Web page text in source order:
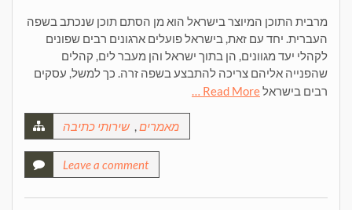
מרבית התוכן המיוצר בישראל הוא מן הסתם תוכן שנכתב בשפה
העברית. יחד עם זאת, בישראל פועלים ארגונים רבים שפונים
לקהלי יעד מגוונים, הן בתוך ישראל והן מעבר לים, קהלים
שהפנייה אליהם צריכה להתבצע בשפה זרה. כך למשל, עסקים
רבים בישראלRead More …
מאמרים, שירותי כתיבה
Leave a comment